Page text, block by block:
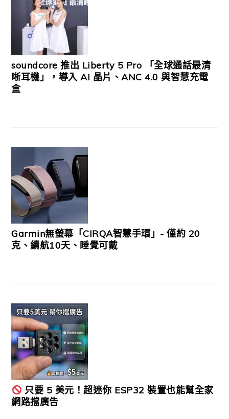
soundcore 推出 Liberty 5 Pro 「全球通話最清
晰耳機」，導入 AI 晶片、ANC 4.0 與智慧充電
盒
Garmin無螢幕「CIRQA智慧手環」- 僅約 20
克、續航10天、睡覺可戴
只要 5 美元！超迷你 ESP32 裝置也能幫全家
網路擋廣告